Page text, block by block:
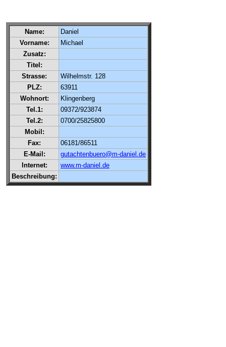
Name:
Daniel
Vorname:
Michael
Zusatz:
Titel:
Strasse:
Wilhelmstr. 128
PLZ:
63911
Wohnort:
Klingenberg
Tel.1:
09372/923874
Tel.2:
0700/25825800
Mobil:
Fax:
06181/86511
E-Mail:
gutachtenbuero@m-daniel.de
Internet:
www.m-daniel.de
Beschreibung: